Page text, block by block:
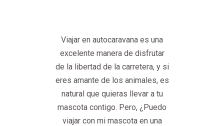
Viajar en autocaravana es una
excelente manera de disfrutar
de la libertad de la carretera, y si
eres amante de los animales, es
natural que quieras llevar a tu
mascota contigo. Pero, ¿Puedo
viajar con mi mascota en una